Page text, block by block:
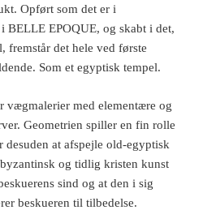
Opført som det er i
BELLE EPOQUE, og skabt i det,
fremstår det hele ved første
Som et egyptisk tempel.
vægmalerier med elementære og
Geometrien spiller en fin rolle
at afspejle old-egyptisk
og tidlig kristen kunst
sind og at den i sig
beskueren til tilbedelse.